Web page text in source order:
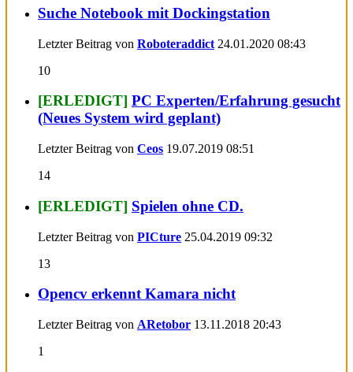
Suche Notebook mit Dockingstation
Letzter Beitrag von Roboteraddict 24.01.2020 08:43
10
[ERLEDIGT] PC Experten/Erfahrung gesucht
(Neues System wird geplant)
Letzter Beitrag von Ceos 19.07.2019 08:51
14
[ERLEDIGT] Spielen ohne CD.
Letzter Beitrag von PICture 25.04.2019 09:32
13
Opencv erkennt Kamara nicht
Letzter Beitrag von ARetobor 13.11.2018 20:43
1